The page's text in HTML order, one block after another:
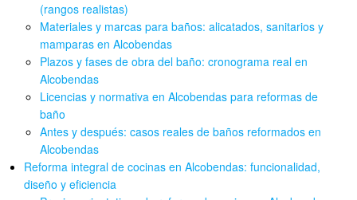
(rangos realistas)
Materiales y marcas para baños: alicatados, sanitarios y
mamparas en Alcobendas
Plazos y fases de obra del baño: cronograma real en
Alcobendas
Licencias y normativa en Alcobendas para reformas de
baño
Antes y después: casos reales de baños reformados en
Alcobendas
Reforma integral de cocinas en Alcobendas: funcionalidad,
diseño y eficiencia